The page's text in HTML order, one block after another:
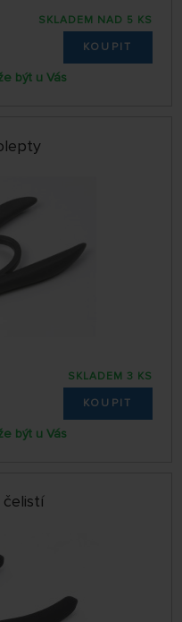
SKLADEM NAD 5 KS
KOUPIT
být u Vás
SKLADEM 3 KS
KOUPIT
být u Vás
čelistí